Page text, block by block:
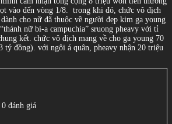
vào đến vòng 1/8.
trong khi đó, chức vô địch
cho nữ đã thuộc về người đẹp kim ga young
nữ bi-a campuchia” sruong pheavy với tỉ
kết. chức vô địch mang về cho ga young 70
tỷ đồng). với ngôi á quân, pheavy nhận 20 triệu
0 đánh giá